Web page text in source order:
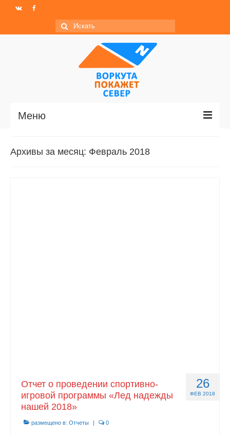
Искать:
Меню
Архивы за месяц: Февраль 2018
26
ФЕВ 2018
Отчет о проведении спортивно-
игровой программы «Лед надежды
нашей 2018»
размещено в: Отчеты | 0